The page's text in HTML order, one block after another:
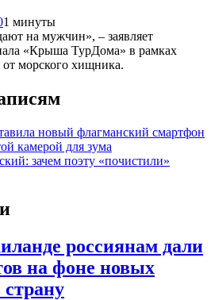
1 минуты
на мужчин», – заявляет
«Крыша ТурДома» в рамках
от морского хищника.
новый флагманский смартфон
камерой для зума
зачем поэту «почистили»
россиянам дали
на фоне новых
страну